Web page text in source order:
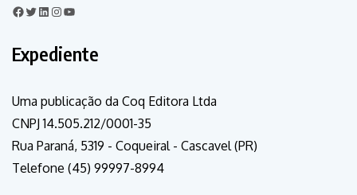
Expediente
Uma publicação da Coq Editora Ltda
CNPJ 14.505.212/0001-35
Rua Paraná, 5319 - Coqueiral - Cascavel (PR)
Telefone (45) 99997-8994